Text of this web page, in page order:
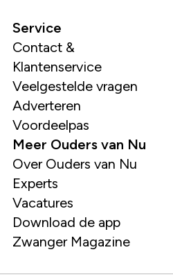
Service
Contact &
Klantenservice
Veelgestelde vragen
Adverteren
Voordeelpas
Meer Ouders van Nu
Over Ouders van Nu
Experts
Vacatures
Download de app
Zwanger Magazine